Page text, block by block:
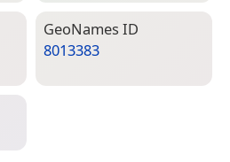
Geo­Names ID
8013383